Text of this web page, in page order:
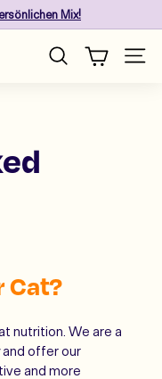
Mix!
Search Site
Cat?
nutrition. We are a
and offer our
and more